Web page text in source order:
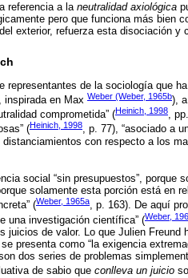
referencia a la neutralidad axiológica
pero que funciona más bien
exterior, refuerza esta disociación y
representantes de la sociología que
, inspirada en Max Weber (Weber, 1965b),
comprometida” (Heinich, 1998,
(Heinich, 1998, p. 77), “asociado a
con respecto a los
social “sin presupuestos”, porque
solamente esta porción está en
(Weber, 1965a, p. 163). De aquí
una investigación científica” (Weber,
juicios de valor. Lo que Julien Freund
presenta como “la exigencia
dos series de problemas
de sabio que conlleva un juicio